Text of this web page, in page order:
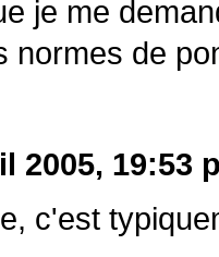
je me
normes de
2005, 19:53
c'est